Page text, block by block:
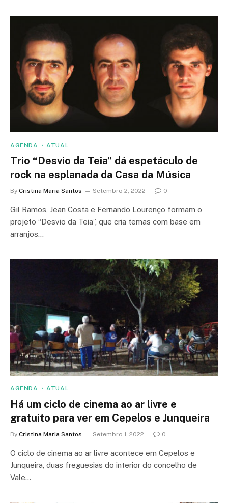
AGENDA ATUAL
Trio “Desvio da Teia” dá espetáculo de
rock na esplanada da Casa da Música
By Cristina Maria Santos Setembro 2, 2022 0
Gil Ramos, Jean Costa e Fernando Lourenço formam o
projeto “Desvio da Teia”, que cria temas com base em
arranjos…
AGENDA ATUAL
Há um ciclo de cinema ao ar livre e
gratuito para ver em Cepelos e Junqueira
By Cristina Maria Santos Setembro 1, 2022 0
O ciclo de cinema ao ar livre acontece em Cepelos e
Junqueira, duas freguesias do interior do concelho de
Vale…